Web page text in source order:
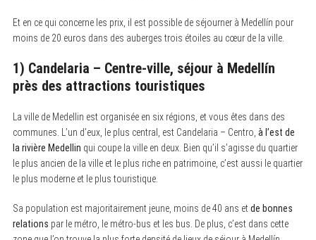
Et en ce qui concerne les prix, il est possible de séjourner à Medellín pour
moins de 20 euros dans des auberges trois étoiles au cœur de la ville.
1) Candelaria – Centre-ville, séjour à Medellín
près des attractions touristiques
La ville de Medellin est organisée en six régions, et vous êtes dans des
communes. L’un d’eux, le plus central, est Candelaria – Centro, à l’est de
la rivière Medellin qui coupe la ville en deux. Bien qu’il s’agisse du quartier
le plus ancien de la ville et le plus riche en patrimoine, c’est aussi le quartier
le plus moderne et le plus touristique.
Sa population est majoritairement jeune, moins de 40 ans etde bonnes
relations par le métro, le métro-bus et les bus. De plus, c’est dans cette